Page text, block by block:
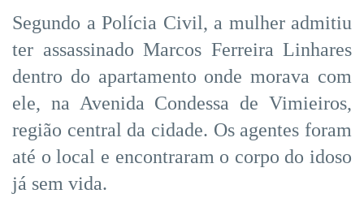
Segundo a Polícia Civil, a mulher admitiu
ter assassinado Marcos Ferreira Linhares
dentro do apartamento onde morava com
ele, na Avenida Condessa de Vimieiros,
região central da cidade. Os agentes foram
até o local e encontraram o corpo do idoso
já sem vida.